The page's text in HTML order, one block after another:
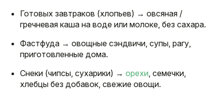
Готовых завтраков (хлопьев) → овсяная /
гречневая каша на воде или молоке, без сахара.
Фастфуда → овощные сэндвичи, супы, рагу,
приготовленные дома.
Снеки (чипсы, сухарики) → орехи , семечки,
хлебцы без добавок, свежие овощи.